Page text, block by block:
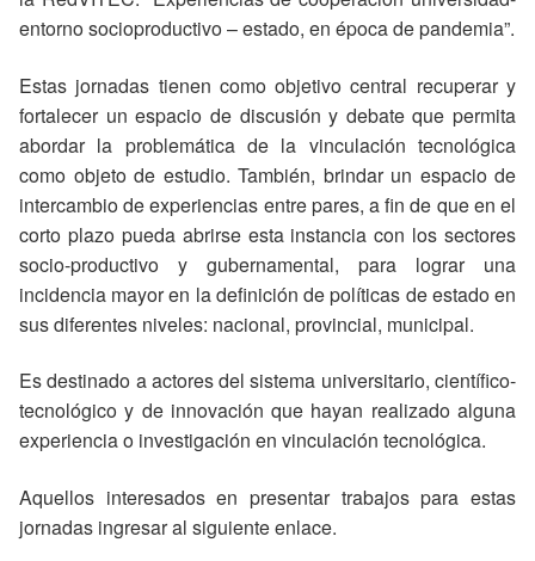
entorno socioproductivo – estado, en época de pandemia”.
Estas jornadas tienen como objetivo central recuperar y
fortalecer un espacio de discusión y debate que permita
abordar la problemática de la vinculación tecnológica
como objeto de estudio. También, brindar un espacio de
intercambio de experiencias entre pares, a fin de que en el
corto plazo pueda abrirse esta instancia con los sectores
socio-productivo y gubernamental, para lograr una
incidencia mayor en la definición de políticas de estado en
sus diferentes niveles: nacional, provincial, municipal.
Es destinado a actores del sistema universitario, científico-
tecnológico y de innovación que hayan realizado alguna
experiencia o investigación en vinculación tecnológica.
Aquellos interesados en presentar trabajos para estas
jornadas ingresar al siguiente enlace.